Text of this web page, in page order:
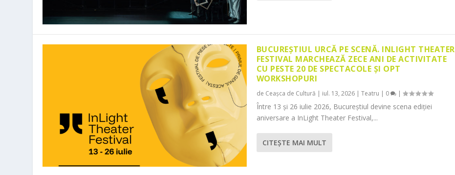
BUCUREȘTIUL URCĂ PE SCENĂ. INLIGHT THEATER
FESTIVAL MARCHEAZĂ ZECE ANI DE ACTIVITATE
CU PESTE 20 DE SPECTACOLE ȘI OPT
WORKSHOPURI
de Ceașca de Cultură | iul. 13, 2026| Teatru | 0 |
Între 13 și 26 iulie 2026, Bucureștiul devine scena ediției
aniversare a InLight Theater Festival,...
CITEŞTE MAI MULT